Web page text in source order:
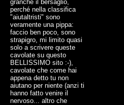
granché il bersaglio,
perché nella classifica
"aiutaltristi" sono
veramente una pippa:
faccio ben poco, sono
strapigro, mi limito quasi
solo a scrivere queste
cavolate su questo
BELLISSIMO sito :-),
cavolate che come hai
appena detto tu non
aiutano per niente (anzi ti
hanno fatto venire il
nervoso... altro che